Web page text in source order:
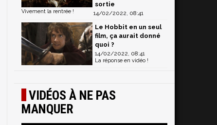
sortie
14/02/2022, 08:41
Vivement la rentrée !
Le Hobbit en un seul
film, ça aurait donné
quoi ?
14/02/2022, 08:41
La réponse en vidéo !
VIDÉOS À NE PAS
MANQUER